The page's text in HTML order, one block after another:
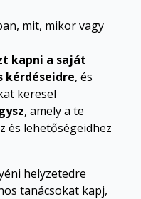
mit, mikor vagy
kapni a saját
kérdéseidre, és
keresel
, amely a te
és lehetőségeidhez
helyzetedre
tanácsokat kapj,